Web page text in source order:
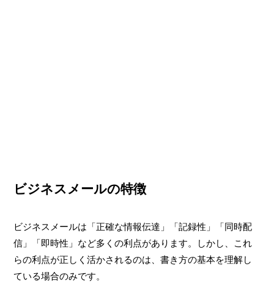
ビジネスメールの特徴
ビジネスメールは「正確な情報伝達」「記録性」「同時配
信」「即時性」など多くの利点があります。しかし、これ
らの利点が正しく活かされるのは、書き方の基本を理解し
ている場合のみです。